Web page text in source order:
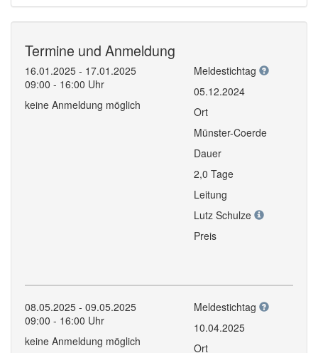
Termine und Anmeldung
16.01.2025 - 17.01.2025
09:00 - 16:00 Uhr
keine Anmeldung möglich
Meldestichtag
05.12.2024
Ort
Münster-Coerde
Dauer
2,0 Tage
Leitung
Lutz Schulze
Preis
08.05.2025 - 09.05.2025
09:00 - 16:00 Uhr
keine Anmeldung möglich
Meldestichtag
10.04.2025
Ort